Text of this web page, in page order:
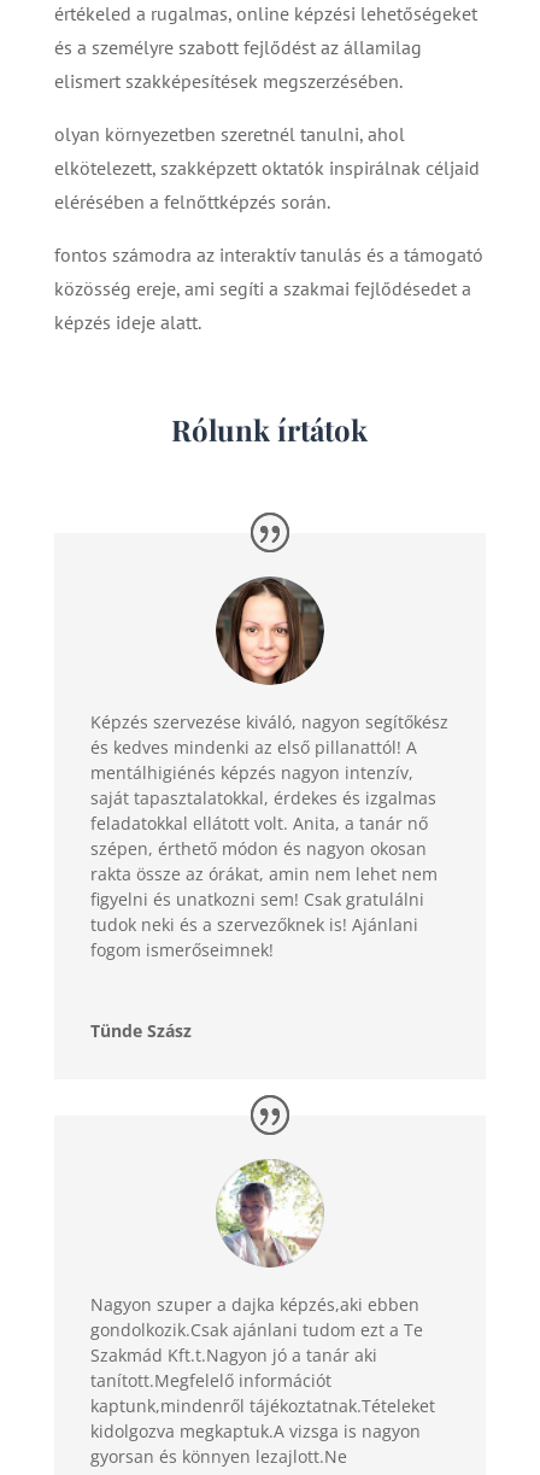
értékeled a rugalmas, online képzési lehetőségeket
és a személyre szabott fejlődést az államilag
elismert szakképesítések megszerzésében.
olyan környezetben szeretnél tanulni, ahol
elkötelezett, szakképzett oktatók inspirálnak céljaid
elérésében a felnőttképzés során.
fontos számodra az interaktív tanulás és a támogató
közösség ereje, ami segíti a szakmai fejlődésedet a
képzés ideje alatt.
Rólunk írtátok
Képzés szervezése kiváló, nagyon segítőkész
és kedves mindenki az első pillanattól! A
mentálhigiénés képzés nagyon intenzív,
saját tapasztalatokkal, érdekes és izgalmas
feladatokkal ellátott volt. Anita, a tanár nő
szépen, érthető módon és nagyon okosan
rakta össze az órákat, amin nem lehet nem
figyelni és unatkozni sem! Csak gratulálni
tudok neki és a szervezőknek is! Ajánlani
fogom ismerőseimnek!
Tünde Szász
Nagyon szuper a dajka képzés,aki ebben
gondolkozik.Csak ajánlani tudom ezt a Te
Szakmád Kft.t.Nagyon jó a tanár aki
tanított.Megfelelő információt
kaptunk,mindenről tájékoztatnak.Tételeket
kidolgozva megkaptuk.A vizsga is nagyon
gyorsan és könnyen lezajlott.Ne